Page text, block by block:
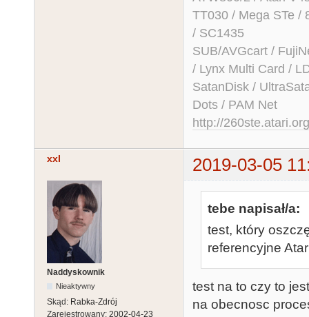
TT030 / Mega STe /
/ SC1435
SUB/AVGcart /
/ Lynx Multi Card /
SatanDisk /
Dots / PAM Net
http://260ste.atari.org
xxl 2019-03-05
Naddyskownik
Nieaktywny
Skąd: Rabka-Zdrój
Zarejestrowany: 2002-04-23
tebe napisał/a:
test, który
referencyjne
test na to czy to
na obecnosc